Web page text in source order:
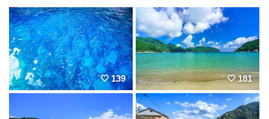
139 181